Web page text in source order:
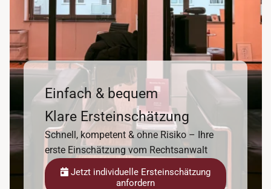
Einfach & bequem
Klare Ersteinschätzung
Schnell, kompetent & ohne Risiko – Ihre
erste Einschätzung vom Rechtsanwalt
Jetzt individuelle Ersteinschätzung
anfordern